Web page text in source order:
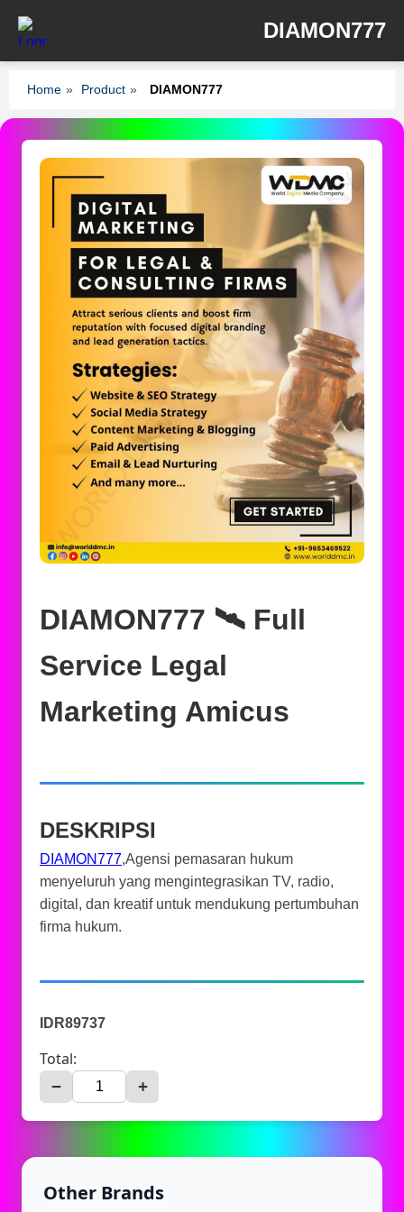
DIAMON777
Home » Product » DIAMON777
DIAMON777 🛰️‍ Full
Service Legal
Marketing Amicus
DESKRIPSI
DIAMON777,Agensi pemasaran hukum
menyeluruh yang mengintegrasikan TV, radio,
digital, dan kreatif untuk mendukung pertumbuhan
firma hukum.
IDR89737
Total:
− +
Other Brands